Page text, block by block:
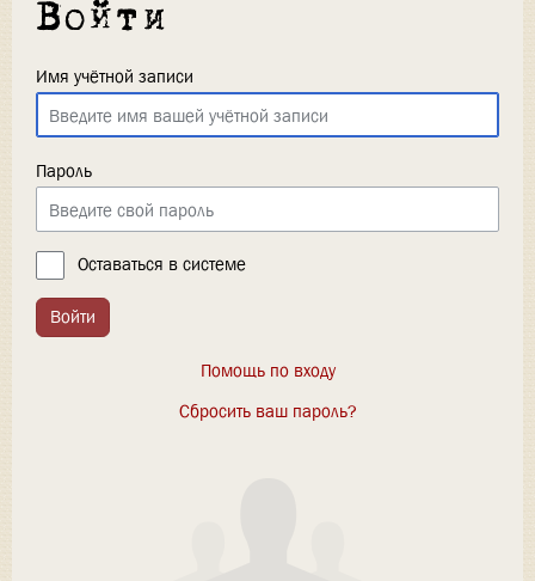
Войти
Имя учётной записи
Пароль
Оставаться в системе
Войти
Помощь по входу
Сбросить ваш пароль?